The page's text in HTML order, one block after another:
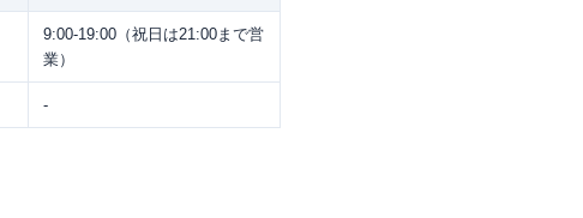
9:00-19:00（祝日は21:00まで営
業）
-